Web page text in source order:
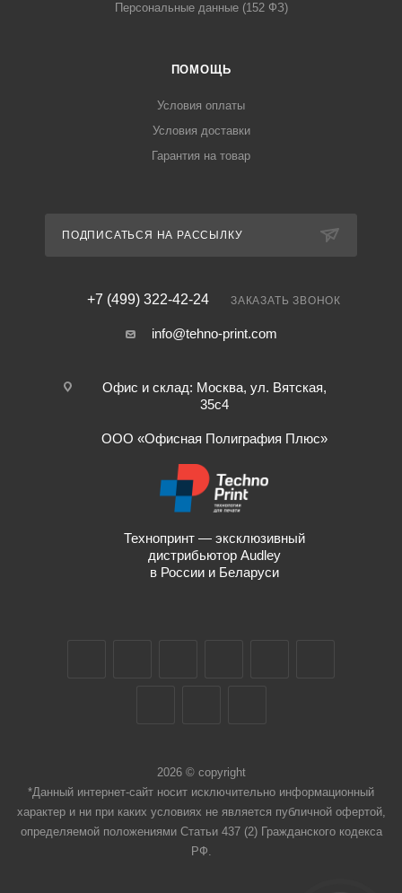
Персональные данные (152 ФЗ)
ПОМОЩЬ
Условия оплаты
Условия доставки
Гарантия на товар
ПОДПИСАТЬСЯ НА РАССЫЛКУ
+7 (499) 322-42-24 ЗАКАЗАТЬ ЗВОНОК
info@tehno-print.com
Офис и склад: Москва, ул. Вятская,
35с4
ООО «Офисная Полиграфия Плюс»
Технопринт — эксклюзивный
дистрибьютор Audley
в России и Беларуси
2026 © copyright
*Данный интернет-сайт носит исключительно информационный
характер и ни при каких условиях не является публичной офертой,
определяемой положениями Статьи 437 (2) Гражданского кодекса
РФ.